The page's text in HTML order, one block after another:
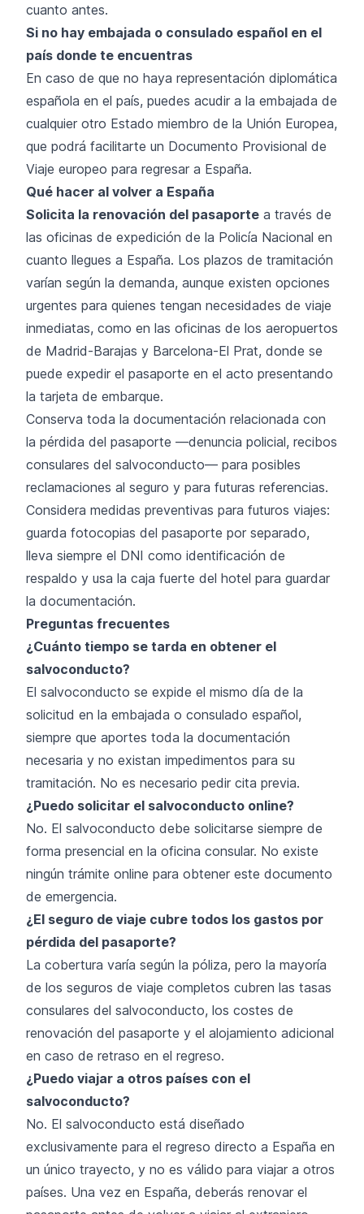
cuanto antes.
Si no hay embajada o consulado español en el
país donde te encuentras
En caso de que no haya representación diplomática
española en el país, puedes acudir a la embajada de
cualquier otro Estado miembro de la Unión Europea,
que podrá facilitarte un Documento Provisional de
Viaje europeo para regresar a España.
Qué hacer al volver a España
Solicita la renovación del pasaporte a través de
las oficinas de expedición de la Policía Nacional en
cuanto llegues a España. Los plazos de tramitación
varían según la demanda, aunque existen opciones
urgentes para quienes tengan necesidades de viaje
inmediatas, como en las oficinas de los aeropuertos
de Madrid-Barajas y Barcelona-El Prat, donde se
puede expedir el pasaporte en el acto presentando
la tarjeta de embarque.
Conserva toda la documentación relacionada con
la pérdida del pasaporte —denuncia policial, recibos
consulares del salvoconducto— para posibles
reclamaciones al seguro y para futuras referencias.
Considera medidas preventivas para futuros viajes:
guarda fotocopias del pasaporte por separado,
lleva siempre el DNI como identificación de
respaldo y usa la caja fuerte del hotel para guardar
la documentación.
Preguntas frecuentes
¿Cuánto tiempo se tarda en obtener el
salvoconducto?
El salvoconducto se expide el mismo día de la
solicitud en la embajada o consulado español,
siempre que aportes toda la documentación
necesaria y no existan impedimentos para su
tramitación. No es necesario pedir cita previa.
¿Puedo solicitar el salvoconducto online?
No. El salvoconducto debe solicitarse siempre de
forma presencial en la oficina consular. No existe
ningún trámite online para obtener este documento
de emergencia.
¿El seguro de viaje cubre todos los gastos por
pérdida del pasaporte?
La cobertura varía según la póliza, pero la mayoría
de los seguros de viaje completos cubren las tasas
consulares del salvoconducto, los costes de
renovación del pasaporte y el alojamiento adicional
en caso de retraso en el regreso.
¿Puedo viajar a otros países con el
salvoconducto?
No. El salvoconducto está diseñado
exclusivamente para el regreso directo a España en
un único trayecto, y no es válido para viajar a otros
países. Una vez en España, deberás renovar el